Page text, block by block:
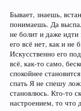
Бывает, знаешь,
понимаешь. Да
не болит и даже
его всё нет, как и не
Искусственно его
всё, как-то само,
спокойнее
спать Я не спешу
становлюсь. Кто-то
настроением, то что